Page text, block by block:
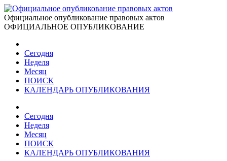
Официальное опубликование правовых актов
ОФИЦИАЛЬНОЕ ОПУБЛИКОВАНИЕ
Сегодня
Неделя
Месяц
ПОИСК
КАЛЕНДАРЬ ОПУБЛИКОВАНИЯ
Сегодня
Неделя
Месяц
ПОИСК
КАЛЕНДАРЬ ОПУБЛИКОВАНИЯ